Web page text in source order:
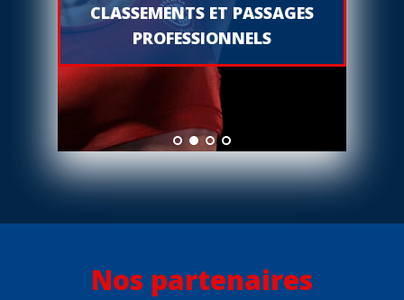
CLASSEMENTS ET PASSAGES
PROFESSIONNELS
Nos partenaires